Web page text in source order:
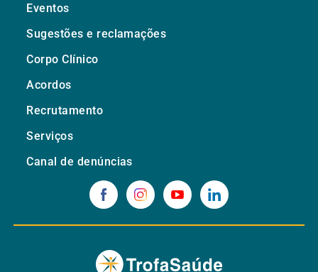
Eventos
Sugestões e reclamações
Corpo Clínico
Acordos
Recrutamento
Serviços
Canal de denúncias